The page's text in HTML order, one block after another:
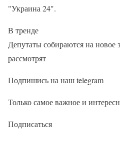
"Украина 24".
В тренде
Депутаты собираются на новое
рассмотрят
Подпишись на наш telegram
Только самое важное и
Подписаться